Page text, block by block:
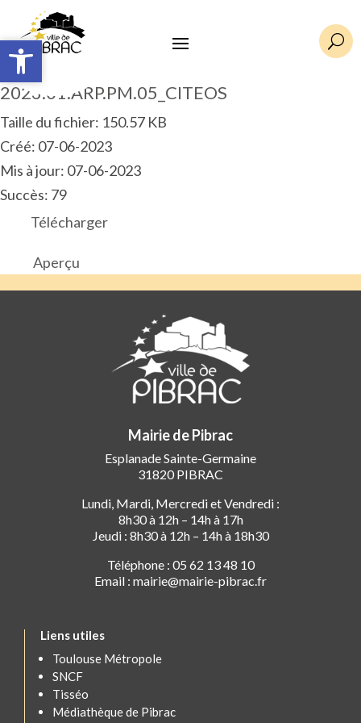
Ouvrir la barre d’outils U
2023.01.ARP.PM.05_CITEOS
Taille du fichier: 150.57 KB
Créé: 07-06-2023
Mis à jour: 07-06-2023
Succès: 79
Télécharger
Aperçu
Mairie de Pibrac
Esplanade Sainte-Germaine
31820 PIBRAC
Lundi, Mardi, Mercredi et Vendredi :
8h30 à 12h – 14h à 17h
Jeudi : 8h30 à 12h – 14h à 18h30
Téléphone : 05 62 13 48 10
Email : mairie@mairie-pibrac.fr
Liens utiles
Toulouse Métropole
SNCF
Tisséo
Médiathèque de Pibrac
Ouvrir la barre d’outils